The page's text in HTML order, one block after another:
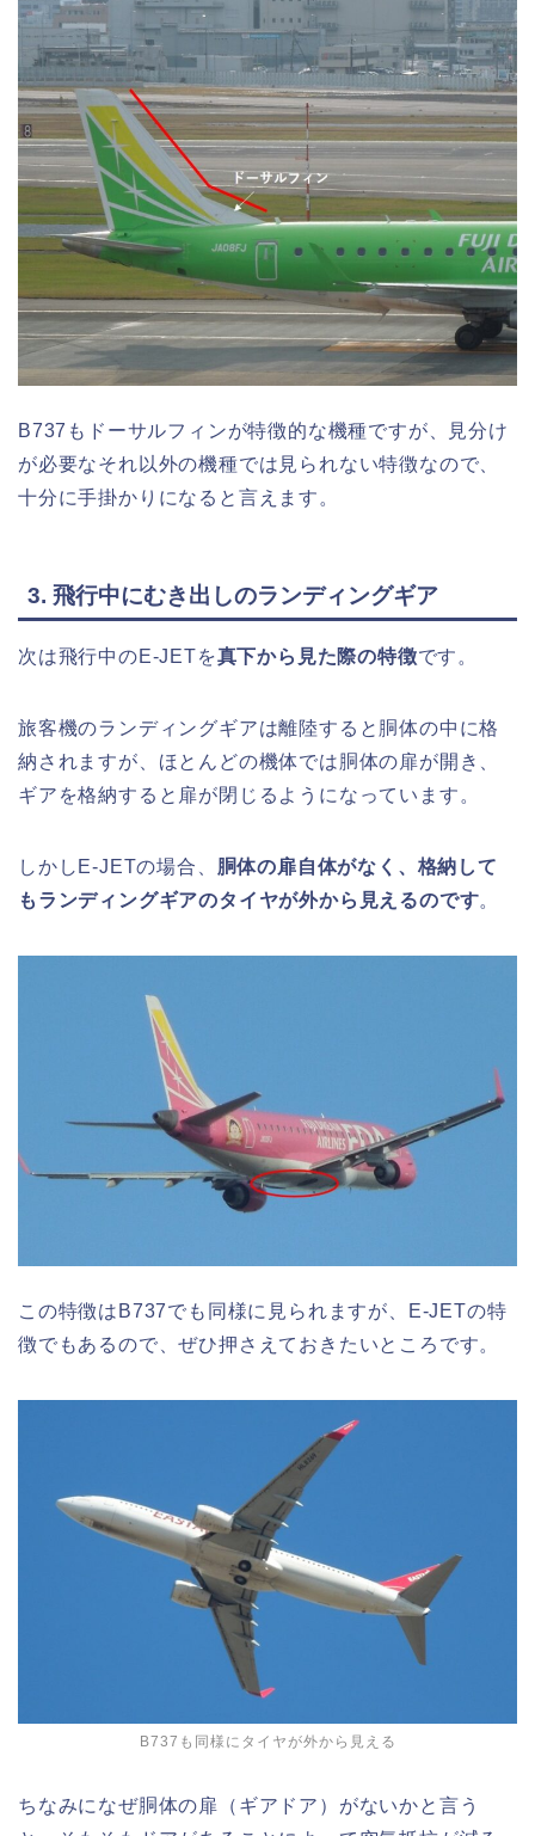
B737もドーサルフィンが特徴的な機種ですが、見分け
が必要なそれ以外の機種では見られない特徴なので、
十分に手掛かりになると言えます。
3. 飛行中にむき出しのランディングギア
次は飛行中のE-JETを真下から見た際の特徴です。
旅客機のランディングギアは離陸すると胴体の中に格
納されますが、ほとんどの機体では胴体の扉が開き、
ギアを格納すると扉が閉じるようになっています。
しかしE-JETの場合、 胴体の扉自体がなく、格納して
もランディングギアのタイヤが外から見えるのです。
この特徴はB737でも同様に見られますが、E-JETの特
徴でもあるので、ぜひ押さえておきたいところです。
B737も同様にタイヤが外から見える
ちなみになぜ胴体の扉（ギアドア）がないかと言う